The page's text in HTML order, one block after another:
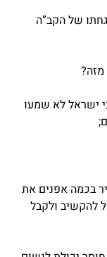
של הקב”ה
מזה?
ישראל לא שמעו
בכמה אפנים את
להקשיב ולקבל